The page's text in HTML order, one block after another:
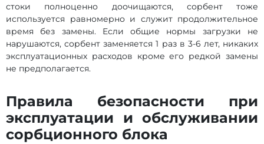
стоки полноценно доочищаются, сорбент тоже
используется равномерно и служит продолжительное
время без замены. Если общие нормы загрузки не
нарушаются, сорбент заменяется 1 раз в 3-6 лет, никаких
эксплуатационных расходов кроме его редкой замены
не предполагается.
Правила безопасности при
эксплуатации и обслуживании
сорбционного блока